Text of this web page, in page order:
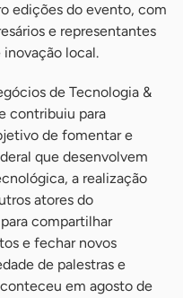
edições do evento, com
e representantes
local.
de Tecnologia &
contribuiu para
de fomentar e
que desenvolvem
a realização
atores do
compartilhar
e fechar novos
de palestras e
em agosto de